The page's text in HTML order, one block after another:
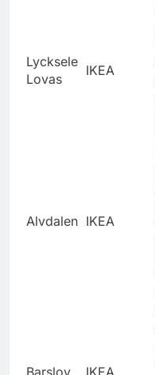
Lycksele
Lovas
IKEA
Alvdalen IKEA